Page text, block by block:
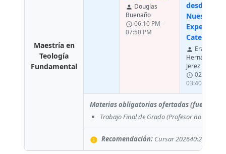
Maestría en
Teología
Fundamental
person Douglas
Buenaño
schedule 06:10 PM -
07:50 PM
desde
Nuestra
Experiencia
Categorial
person Erardo
Hernández
Jerez
schedule 02:00 PM -
03:40 PM
Materias obligatorias ofertadas (fuera del
Trabajo Final de Grado(Profesor no
info Recomendación: Cursar 202640:2,